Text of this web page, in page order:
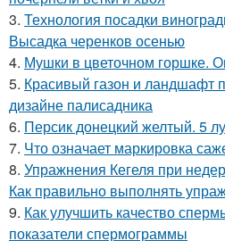
3. Технология посадки
Высадка черенков осенью
4. Мушки в цветочном горшке.
5. Красивый газон и ландшафт
дизайне палисадника
6. Персик донецкий желтый. 5
7. Что означает маркировка
8. Упражнения Кегеля при
Как правильно выполнять
9. Как улучшить качество
показатели спермограммы